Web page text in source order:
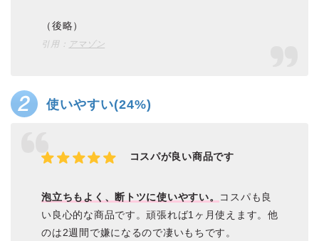
（後略）
引用： アマゾン
使いやすい(24%)
コスパが良い商品です
泡立ちもよく、断トツに使いやすい。 コスパも良
い良心的な商品です。頑張れば1ヶ月使えます。他
のは2週間で嫌になるので凄いもちです。